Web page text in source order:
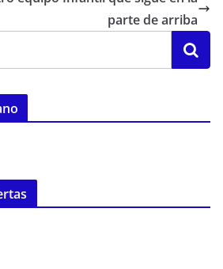
parte de arriba